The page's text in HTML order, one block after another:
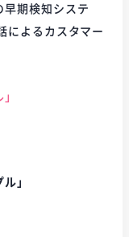
早期検知システ
によるカスタマー
」